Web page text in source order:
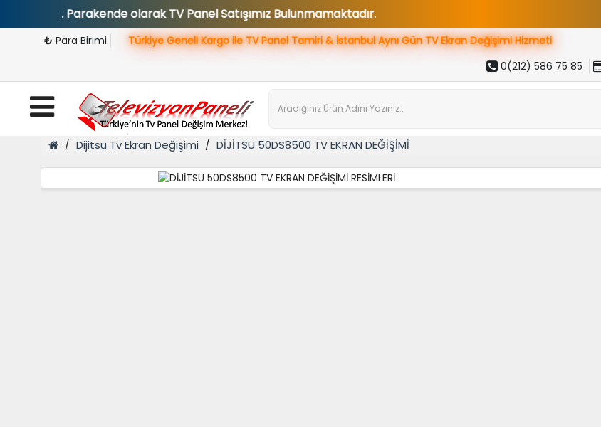
Parakende olarak TV Panel Satışımız Bulunmamaktadır.
₺ Para Birimi Türkiye Geneli Kargo ile TV Panel Tamiri & İstanbul Aynı GünTV Ekran Değişimi Hizmeti
0(212) 586 75 85
Dijitsu Tv Ekran Değişimi DİJİTSU 50DS8500 TV EKRAN DEĞİŞİMİ